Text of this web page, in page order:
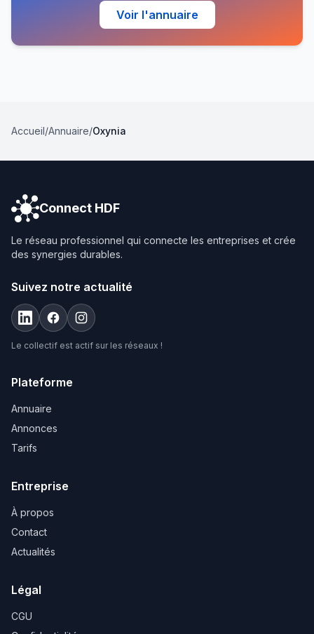
Voir l'annuaire
Accueil/Annuaire/Oxynia
Connect HDF
Le réseau professionnel qui connecte les entreprises et crée
des synergies durables.
Suivez notre actualité
Le collectif est actif sur les réseaux !
Plateforme
Annuaire
Annonces
Tarifs
Entreprise
À propos
Contact
Actualités
Légal
CGU